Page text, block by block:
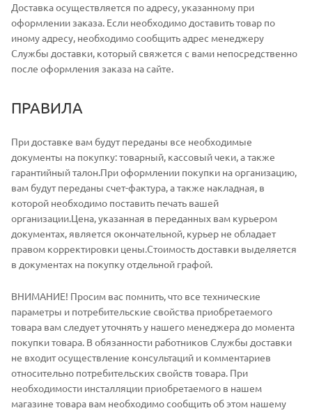
Доставка осуществляется по адресу, указанному при
оформлении заказа. Если необходимо доставить товар по
иному адресу, необходимо сообщить адрес менеджеру
Службы доставки, который свяжется с вами непосредственно
после оформления заказа на сайте.
ПРАВИЛА
При доставке вам будут переданы все необходимые
документы на покупку: товарный, кассовый чеки, а также
гарантийный талон.При оформлении покупки на организацию,
вам будут переданы счет-фактура, а также накладная, в
которой необходимо поставить печать вашей
организации.Цена, указанная в переданных вам курьером
документах, является окончательной, курьер не обладает
правом корректировки цены.Стоимость доставки выделяется
в документах на покупку отдельной графой.
ВНИМАНИЕ! Просим вас помнить, что все технические
параметры и потребительские свойства приобретаемого
товара вам следует уточнять у нашего менеджера до момента
покупки товара. В обязанности работников Службы доставки
не входит осуществление консультаций и комментариев
относительно потребительских свойств товара. При
необходимости инсталляции приобретаемого в нашем
магазине товара вам необходимо сообщить об этом нашему